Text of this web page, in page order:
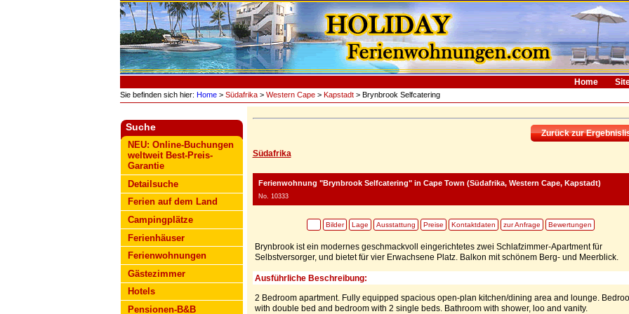
Home
Sie befinden sich hier: Home> Südafrika> Western Cape> Kapstadt> Brynbrook Selfcatering
Suche
NEU: Online-Buchungen
weltweit Best-Preis-
Garantie
Detailsuche
Ferien auf dem Land
Campingplätze
Ferienhäuser
Ferienwohnungen
Gästezimmer
Hotels
Pensionen-B&B
Zurück zur
Südafrika
Ferienwohnung "Brynbrook Selfcatering"in Cape Town (Südafrika, Western Cape, Kapstadt)
No. 10333
Bilder Lage Ausstattung Preise Kontaktdaten zur Anfrage Bewertungen
Brynbrook ist ein modernes geschmackvoll eingerichtetes zwei Schlafzimmer-Apartment für
Selbstversorger, und bietet für vier Erwachsene Platz. Balkon mit schönem Berg- und Meerblick.
Ausführliche Beschreibung:
2 Bedroom apartment. Fully equipped spacious open-plan kitchen/dining area and lounge.
with double bed and bedroom with 2 single beds. Bathroom with shower, loo and vanity.